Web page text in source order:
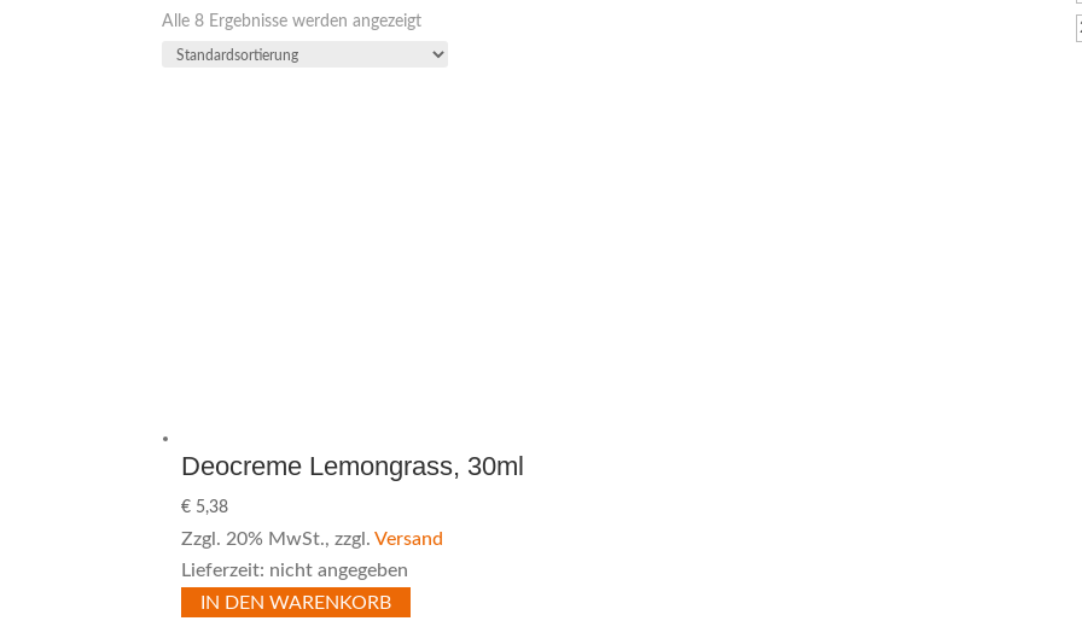
Alle 8 Ergebnisse werden angezeigt
Deocreme Lemongrass, 30ml
€ 5,38
Zzgl. 20% MwSt., zzgl.Versand
Lieferzeit: nicht angegeben
IN DEN WARENKORB